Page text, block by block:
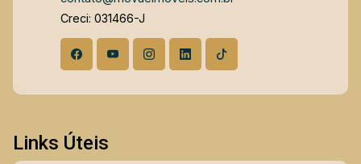
Creci: 031466-J
Links Úteis